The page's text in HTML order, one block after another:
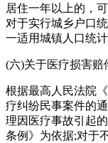
居住一年以上的，
对于实行城乡户口
一适用城镇人口统计
(六)关于医疗损害赔
根据最高人民法院
疗纠纷民事案件的
理因医疗事故引起
条例》为依据;对于